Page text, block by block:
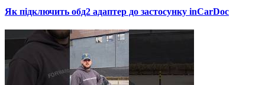
Як підключить обд2 адаптер до застосунку inCarDoc